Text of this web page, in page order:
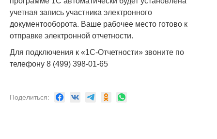
учетная запись участника электронного
документооборота. Ваше рабочее место готово к
отправке электронной отчетности.
Для подключения к «1С-Отчетности» звоните по
телефону 8 (499) 398-01-65
Поделиться: